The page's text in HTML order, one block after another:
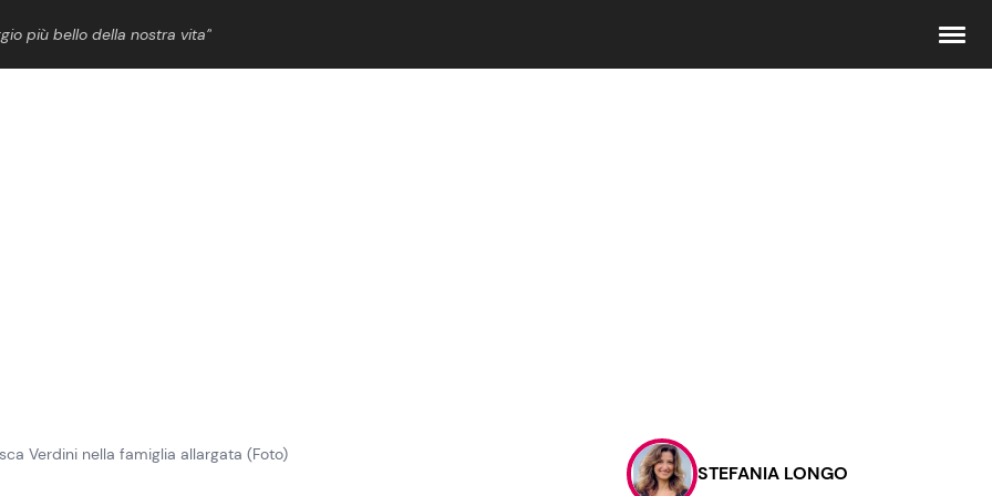
più bello della nostra vita”
Contattaci
Pubblicità
Verdini nella famiglia allargata (Foto)
STEFANIA LONGO